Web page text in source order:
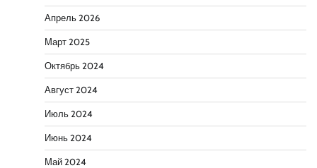
Апрель 2026
Март 2025
Октябрь 2024
Август 2024
Июль 2024
Июнь 2024
Май 2024